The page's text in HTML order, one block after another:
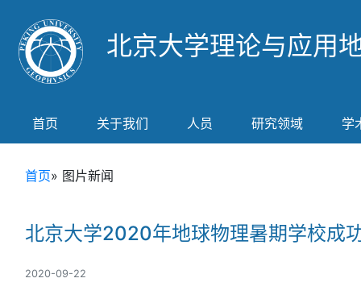
北京大学理论与应用
首页 关于我们 人员 研究领域 学
首页» 图片新闻
北京大学2020年地球物理暑期学校成
2020-09-22